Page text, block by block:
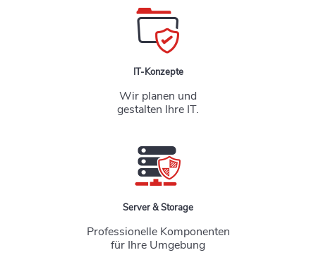
IT-Konzepte
Wir planen und
gestalten Ihre IT.
Server & Storage
Professionelle Komponenten
für Ihre Umgebung